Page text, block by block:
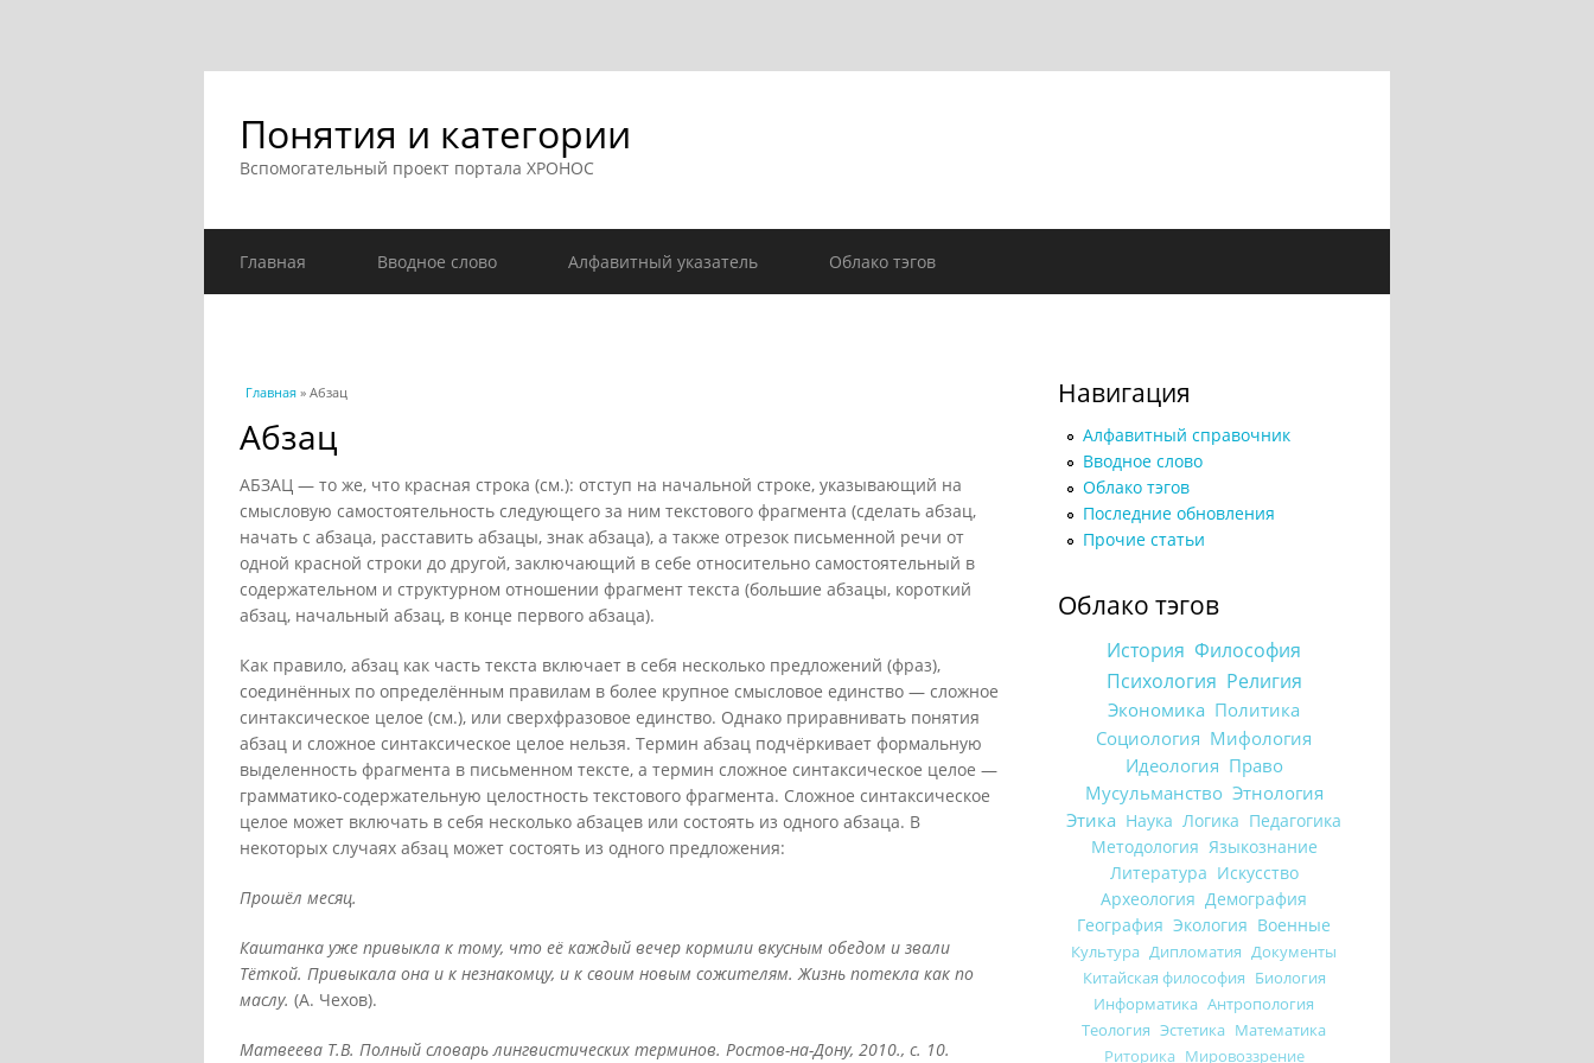
Понятия и категории
Вспомогательный проект портала ХРОНОС
Главная Вводное слово Алфавитный указатель Облако тэгов
Вы здесь
Главная » Абзац
Абзац
АБЗАЦ — то же, что красная строка (см.): отступ на начальной строке, указывающий на
смысловую самостоятельность следующего за ним текстового фрагмента (сделать абзац,
начать с абзаца, расставить абзацы, знак абзаца), а также отрезок письменной речи от
одной красной строки до другой, заключающий в себе относительно самостоятельный в
содержательном и структурном отношении фрагмент текста (большие абзацы, короткий
абзац, начальный абзац, в конце первого абзаца).
Как правило, абзац как часть текста включает в себя несколько предложений (фраз),
соединённых по определённым правилам в более крупное смысловое единство — сложное
синтаксическое целое (см.), или сверхфразовое единство. Однако приравнивать понятия
абзац и сложное синтаксическое целое нельзя. Термин абзац подчёркивает формальную
выделенность фрагмента в письменном тексте, а термин сложное синтаксическое целое —
грамматико-содержательную целостность текстового фрагмента. Сложное синтаксическое
целое может включать в себя несколько абзацев или состоять из одного абзаца. В
некоторых случаях абзац может состоять из одного предложения:
Прошёл месяц.
Каштанка уже привыкла к тому, что её каждый вечер кормили вкусным обедом и звали
Тёткой. Привыкала она и к незнакомцу, и к своим новым сожителям. Жизнь потекла как по
маслу. (А. Чехов).
Матвеева Т.В. Полный словарь лингвистических терминов. Ростов-на-Дону, 2010., с. 10.
Навигация
Алфавитный справочник
Вводное слово
Облако тэгов
Последние обновления
Прочие статьи
Облако тэгов
История Философия
Психология Религия
Экономика Политика
Социология Мифология
Идеология Право
Мусульманство Этнология
Этика Наука Логика Педагогика
Методология Языкознание
Литература Искусство
Археология Демография
География Экология Военные
Культура Дипломатия Документы
Китайская философия Биология
Информатика Антропология
Теология Эстетика Математика
Риторика Мировоззрение